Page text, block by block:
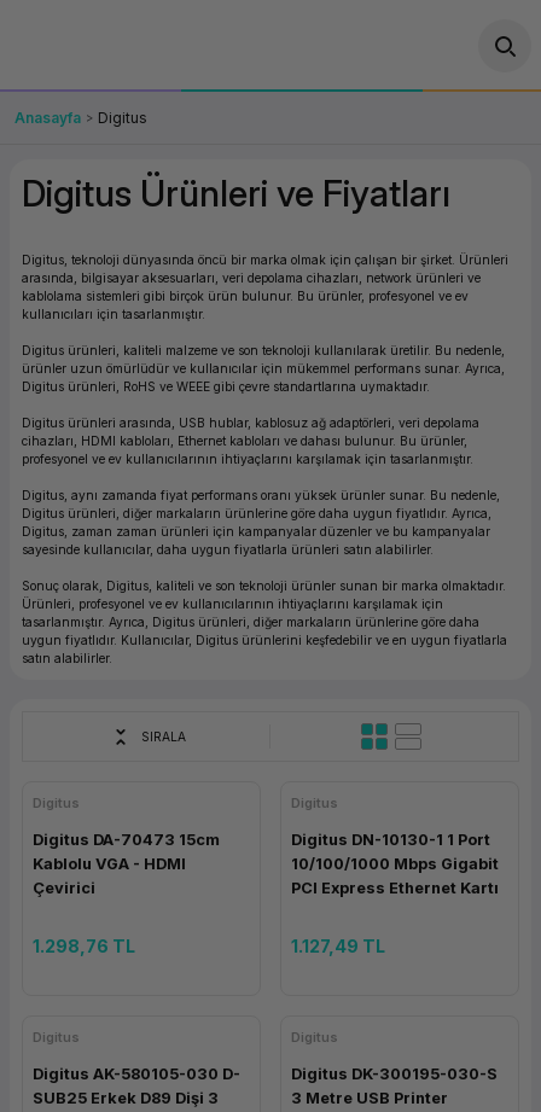
OT/VT Ürünleri
POS Terminali
Fiş Yazıcı
Para Çekmecesi
Panel PC
(Firewall)
Makinesi
Makinesi
Çözümleri
Yedekleme
Ürünler
Anasayfa Digitus
Digitus Ürünleri ve Fiyatları
Digitus, teknoloji dünyasında öncü bir marka olmak için çalışan bir şirket. Ürünleri
arasında, bilgisayar aksesuarları, veri depolama cihazları, network ürünleri ve
kablolama sistemleri gibi birçok ürün bulunur. Bu ürünler, profesyonel ve ev
kullanıcıları için tasarlanmıştır.
Digitus ürünleri, kaliteli malzeme ve son teknoloji kullanılarak üretilir. Bu nedenle,
ürünler uzun ömürlüdür ve kullanıcılar için mükemmel performans sunar. Ayrıca,
Digitus ürünleri, RoHS ve WEEE gibi çevre standartlarına uymaktadır.
Digitus ürünleri arasında, USB hublar, kablosuz ağ adaptörleri, veri depolama
cihazları, HDMI kabloları, Ethernet kabloları ve dahası bulunur. Bu ürünler,
profesyonel ve ev kullanıcılarının ihtiyaçlarını karşılamak için tasarlanmıştır.
Digitus, aynı zamanda fiyat performans oranı yüksek ürünler sunar. Bu nedenle,
Digitus ürünleri, diğer markaların ürünlerine göre daha uygun fiyatlıdır. Ayrıca,
Digitus, zaman zaman ürünleri için kampanyalar düzenler ve bu kampanyalar
sayesinde kullanıcılar, daha uygun fiyatlarla ürünleri satın alabilirler.
Sonuç olarak, Digitus, kaliteli ve son teknoloji ürünler sunan bir marka olmaktadır.
Ürünleri, profesyonel ve ev kullanıcılarının ihtiyaçlarını karşılamak için
tasarlanmıştır. Ayrıca, Digitus ürünleri, diğer markaların ürünlerine göre daha
uygun fiyatlıdır. Kullanıcılar, Digitus ürünlerini keşfedebilir ve en uygun fiyatlarla
satın alabilirler.
SIRALA
Digitus
Digitus DA-70473 15cm
Kablolu VGA - HDMI
Çevirici
1.298,76 TL
Digitus
Digitus DN-10130-1 1 Port
10/100/1000 Mbps Gigabit
PCI Express Ethernet Kartı
1.127,49 TL
Digitus
Digitus AK-580105-030 D-
SUB25 Erkek D89 Dişi 3
Digitus
Digitus DK-300195-030-S
3 Metre USB Printer